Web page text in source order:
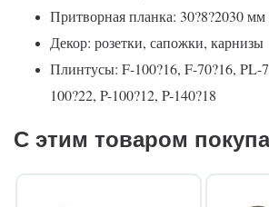
Притворная планка: 30?8?2030 мм
Декор: розетки, сапожки, карнизы
Плинтусы: F-100?16, F-70?16, PL-
100?22, P-100?12, P-140?18
С этим товаром